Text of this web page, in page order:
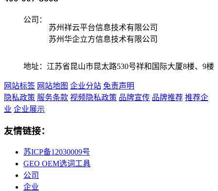
公司：
苏州祥云平台信息技术有限公司
苏州华企立方信息技术有限公司
地址：江苏省昆山市昆太路530号祥和国际大厦8楼、9楼
网站标签 网站地图 企业分站 免责声明
隐私政策 服务条款 视频隐私政策 品牌宣传 品牌推荐 推荐企
业 企业展示
友情链接：
苏ICP备12030009号
GEO OEM选词工具
公司
企业